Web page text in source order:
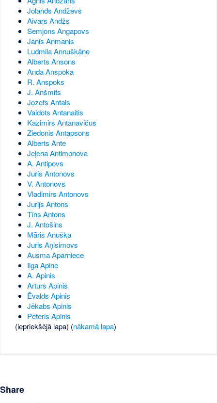
Jolands Andževs
Aivars Andžs
Semjons Angapovs
Jānis Anmanis
Ludmila Annuškāne
Alberts Ansons
Anda Anspoka
R. Anspoks
J. Anšmits
Jozefs Antals
Vaidots Antanaitis
Kazimirs Antanavičus
Ziedonis Antapsons
Alberts Ante
Jeļena Antimonova
A. Antipovs
Juris Antonovs
V. Antonovs
Vladimirs Antonovs
Jurijs Antons
Tīns Antons
J. Antošins
Māris Anuška
Juris Aņisimovs
Ausma Aparniece
Ilga Apine
A. Apinis
Arturs Apinis
Ēvalds Apinis
Jēkabs Apinis
Pēteris Apinis
(iepriekšējā lapa) (nākamā lapa)
Share